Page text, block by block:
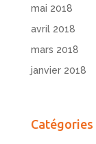
mai 2018
avril 2018
mars 2018
janvier 2018
Catégories